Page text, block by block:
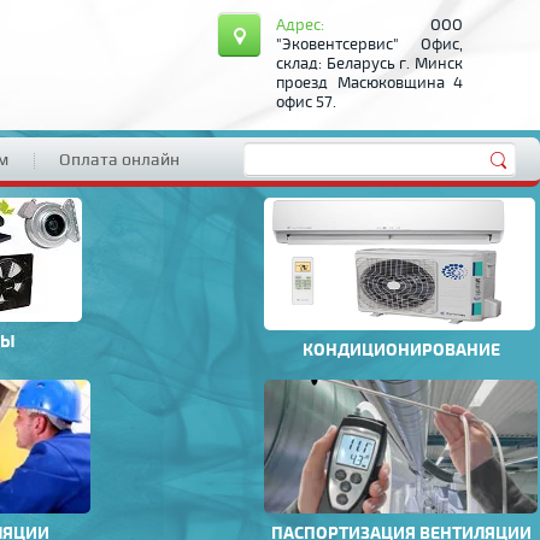
Адрес: ООО
"Эковентсервис" Офис,
склад: Беларусь г. Минск
проезд Масюковщина 4
офис 57.
Оплата онлайн
КОНДИЦИОНИРОВАНИЕ
ПАСПОРТИЗАЦИЯ ВЕНТИЛЯЦИИ